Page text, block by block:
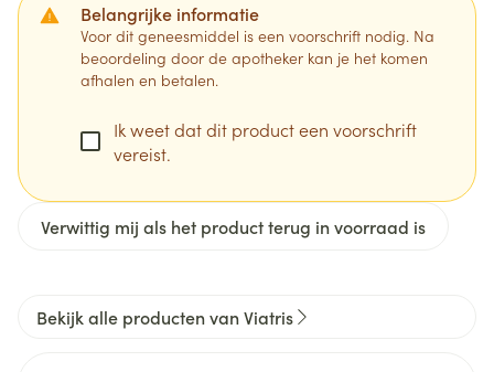
Belangrijke informatie
Voor dit geneesmiddel is een voorschrift nodig. Na
beoordeling door de apotheker kan je het komen
afhalen en betalen.
Ik weet dat dit product een voorschrift
vereist.
Verwittig mij als het product terug in voorraad is
Bekijk alle producten van Viatris